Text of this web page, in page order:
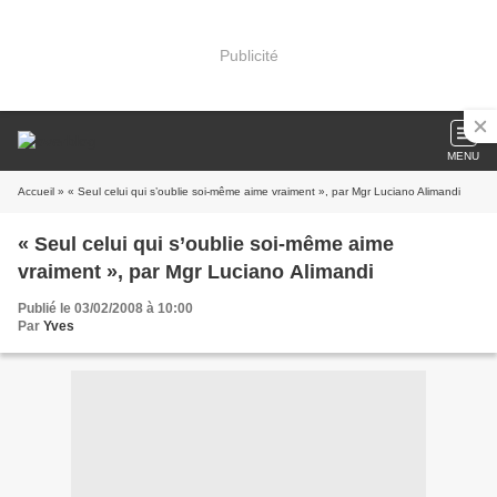
Publicité
MENU
Accueil » « Seul celui qui s’oublie soi-même aime vraiment », par Mgr Luciano Alimandi
« Seul celui qui s’oublie soi-même aime
vraiment », par Mgr Luciano Alimandi
Publié le 03/02/2008 à 10:00
Par Yves